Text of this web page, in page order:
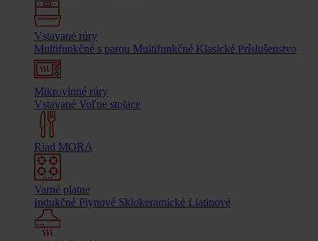
Vstavané rúry
Multifunkčné s parou Multifunkčné Klasické Príslušenstvo
Mikrovlnné rúry
Vstavané Voľne stojace
Riad MORA
Varné platne
Indukčné Plynové Sklokeramické Liatinové